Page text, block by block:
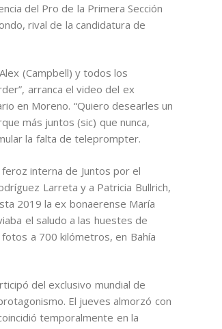
del Pro de la Primera Sección
rival de la candidatura de
(Campbell) y todos los
arranca el video del ex
en Moreno. “Quiero desearles un
más juntos (sic) que nunca,
la falta de teleprompter.
interna de Juntos por el
Larreta y a Patricia Bullrich,
2019 la ex bonaerense María
el saludo a las huestes de
a 700 kilómetros, en Bahía
del exclusivo mundial de
El jueves almorzó con
temporalmente en la